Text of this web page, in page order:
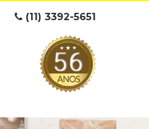
(11) 3392-5651